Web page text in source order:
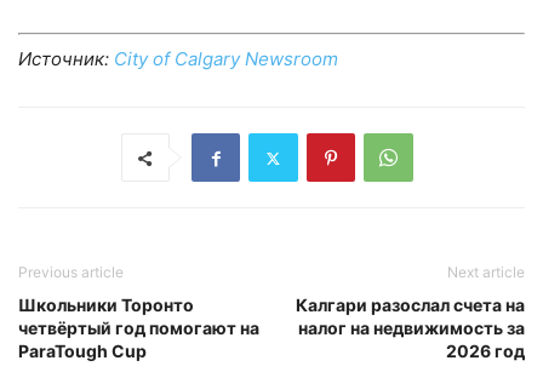
Источник: City of Calgary Newsroom
Previous article
Школьники Торонто
четвёртый год помогают на
ParaTough Cup
Next article
Калгари разослал счета на
налог на недвижимость за
2026 год